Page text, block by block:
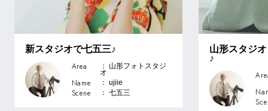
新スタジオで七五三♪
Area ： 山形フォトスタジ
オ
Name ： ujiie
Scene ： 七五三
山形スタジ
♪